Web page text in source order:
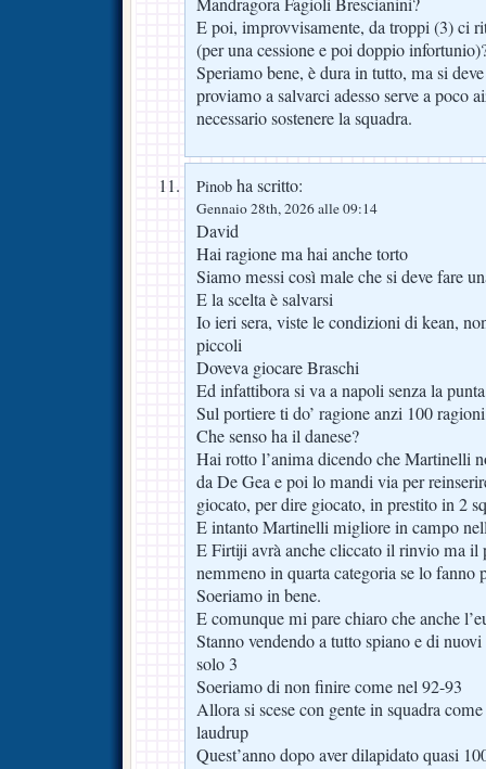
E poi, improvvisamente, da troppi (3) ci
(per una cessione e poi doppio
Speriamo bene, è dura in tutto, ma si
proviamo a salvarci adesso serve a poco
necessario sostenere la squadra.
Pinob ha scritto:
Gennaio 28th, 2026 alle 09:14
David
Hai ragione ma hai anche torto
Siamo messi così male che si deve fare
E la scelta è salvarsi
Io ieri sera, viste le condizioni di kean,
piccoli
Doveva giocare Braschi
Ed infattibora si va a napoli senza la
Sul portiere ti do’ ragione anzi 100 ragioni
Che senso ha il danese?
Hai rotto l’anima dicendo che Martinelli
da De Gea e poi lo mandi via per
giocato, per dire giocato, in prestito in 2
E intanto Martinelli migliore in campo
E Firtiji avrà anche cliccato il rinvio ma il
nemmeno in quarta categoria se lo fanno
Soeriamo in bene.
E comunque mi pare chiaro che anche
Stanno vendendo a tutto spiano e di
solo 3
Soeriamo di non finire come nel 92-93
Allora si scese con gente in squadra
laudrup
Quest’anno dopo aver dilapidato quasi